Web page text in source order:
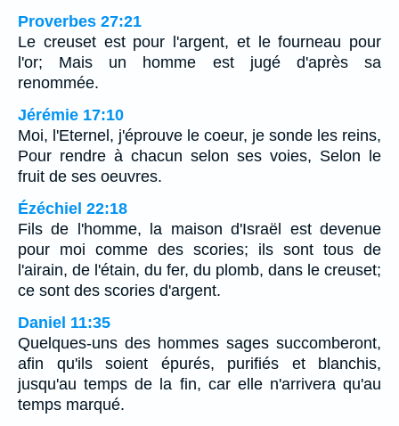
Proverbes 27:21
Le creuset est pour l'argent, et le fourneau pour
l'or; Mais un homme est jugé d'après sa
renommée.
Jérémie 17:10
Moi, l'Eternel, j'éprouve le coeur, je sonde les reins,
Pour rendre à chacun selon ses voies, Selon le
fruit de ses oeuvres.
Ézéchiel 22:18
Fils de l'homme, la maison d'Israël est devenue
pour moi comme des scories; ils sont tous de
l'airain, de l'étain, du fer, du plomb, dans le creuset;
ce sont des scories d'argent.
Daniel 11:35
Quelques-uns des hommes sages succomberont,
afin qu'ils soient épurés, purifiés et blanchis,
jusqu'au temps de la fin, car elle n'arrivera qu'au
temps marqué.